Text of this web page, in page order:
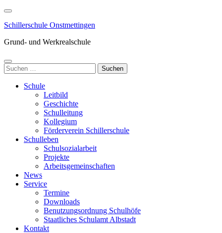
Zum
springen
drücken)
Schillerschule Onstmettingen
Grund- und Werkrealschule
Suchen
nach:
Schule
Leitbild
Geschichte
Schulleitung
Kollegium
Förderverein Schillerschule
Schulleben
Schulsozialarbeit
Projekte
Arbeitsgemeinschaften
News
Service
Termine
Downloads
Benutzungsordnung Schulhöfe
Staatliches Schulamt Albstadt
Kontakt